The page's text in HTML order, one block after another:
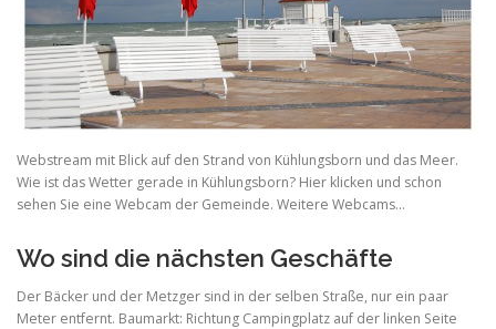
Webstream mit Blick auf den Strand von Kühlungsborn und das Meer.
Wie ist das Wetter gerade in Kühlungsborn? Hier klicken und schon
sehen Sie eine Webcam der Gemeinde. Weitere Webcams…
Wo sind die nächsten Geschäfte
Der Bäcker und der Metzger sind in der selben Straße, nur ein paar
Meter entfernt. Baumarkt: Richtung Campingplatz auf der linken Seite